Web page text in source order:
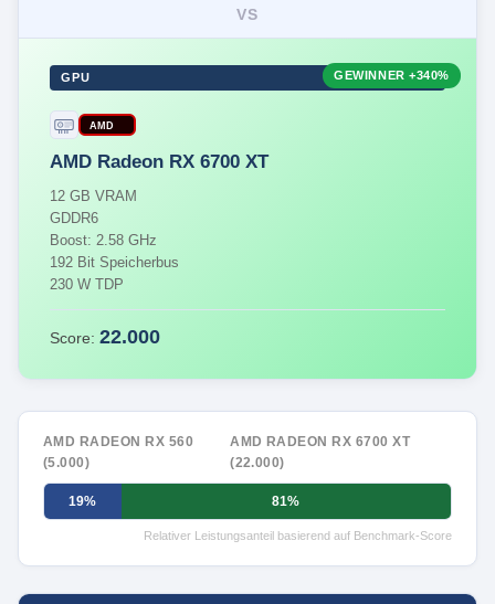
VS
GPU
AMD
AMD Radeon RX 6700 XT
12 GB VRAM
GDDR6
Boost: 2.58 GHz
192 Bit Speicherbus
230 W TDP
Score: 22.000
GEWINNER+340%
AMD RADEON RX 560
(5.000)
AMD RADEON RX 6700 XT
(22.000)
19% 81%
Relativer Leistungsanteil basierend auf Benchmark-Score